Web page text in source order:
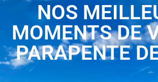
NOS
MOMENTS DE
PARAPENTE